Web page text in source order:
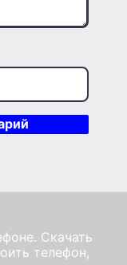
Скачать
телефон,